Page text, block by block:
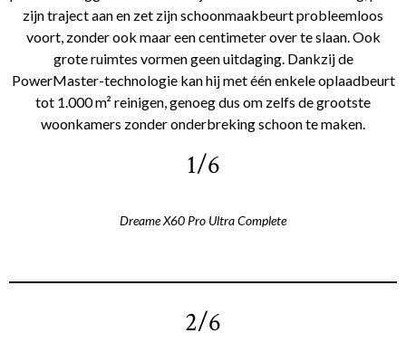
zijn traject aan en zet zijn schoonmaakbeurt probleemloos
voort, zonder ook maar een centimeter over te slaan. Ook
grote ruimtes vormen geen uitdaging. Dankzij de
PowerMaster-technologie kan hij met één enkele oplaadbeurt
tot 1.000 m² reinigen, genoeg dus om zelfs de grootste
woonkamers zonder onderbreking schoon te maken.
1/6
Dreame X60 Pro Ultra Complete
2/6